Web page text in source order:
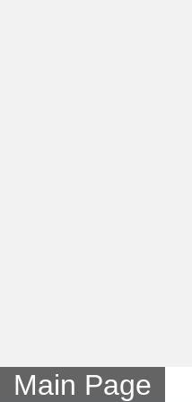
Main Page